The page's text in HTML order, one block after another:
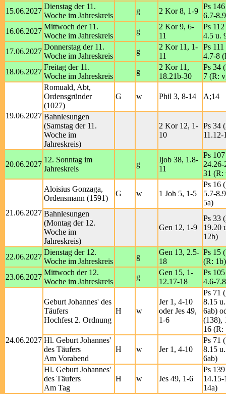
15.06.2027
Dienstag der 11.
Woche im Jahreskreis
g 2 Kor 8, 1-9
Ps
6.7-
16.06.2027
Mittwoch der 11.
Woche im Jahreskreis
g
2 Kor 9, 6-
11
Ps
4.5 u.
17.06.2027
Donnerstag der 11.
Woche im Jahreskreis
g
2 Kor 11, 1-
11
Ps
4.7-8
18.06.2027
Freitag der 11.
Woche im Jahreskreis
g
2 Kor 11,
18.21b-30
Ps 34
7 (R:
19.06.2027
Romuald, Abt,
Ordensgründer
(1027)
G w Phil 3, 8-14 A;14
Bahnlesungen
(Samstag der 11.
Woche im
Jahreskreis)
2 Kor 12, 1-
10
Ps 34
11.12-
20.06.2027
12. Sonntag im
Jahreskreis
g
Ijob 38, 1.8-
11
Ps
31 (R:
21.06.2027
Aloisius Gonzaga,
Ordensmann (1591)
G w 1 Joh 5, 1-5
Ps 16
5.7-
5a)
Bahnlesungen
(Montag der 12.
Woche im
Jahreskreis)
Gen 12, 1-9
Ps 33
19.20
12b)
22.06.2027
Dienstag der 12.
Woche im Jahreskreis
g
Gen 13, 2.5-
18
Ps 15
(R: 1b)
23.06.2027
Mittwoch der 12.
Woche im Jahreskreis
g
Gen 15, 1-
12.17-18
Ps
4.6-
24.06.2027
Geburt Johannes' des
Täufers
Hochfest 2. Ordnung
H w
Jer 1, 4-10
oder Jes 49,
1-6
Ps 71
8.15
6ab)
(138),
16 (R:
Hl. Geburt Johannes'
des Täufers
Am Vorabend
H w Jer 1, 4-10
Ps 71
8.15
6ab)
Hl. Geburt Johannes'
des Täufers
Am Tag
H w Jes 49, 1-6
Ps
14a)